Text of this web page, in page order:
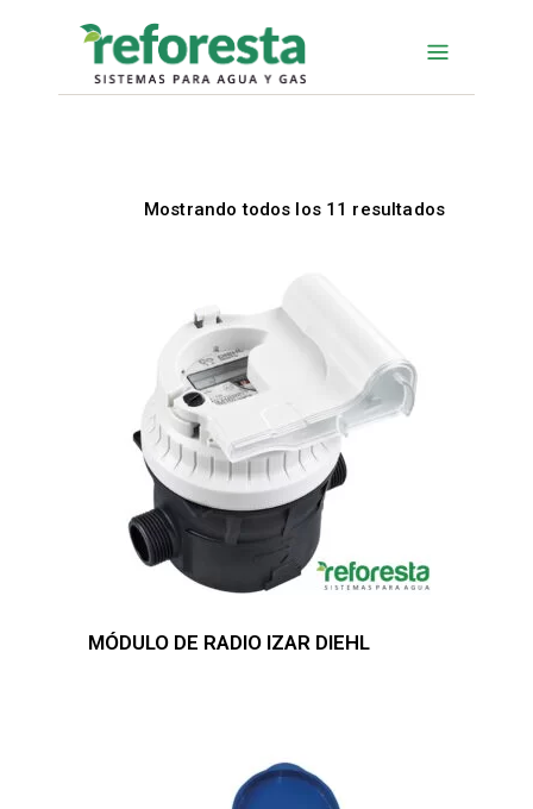
Mostrando todos los 11 resultados
MÓDULO DE RADIO IZAR DIEHL